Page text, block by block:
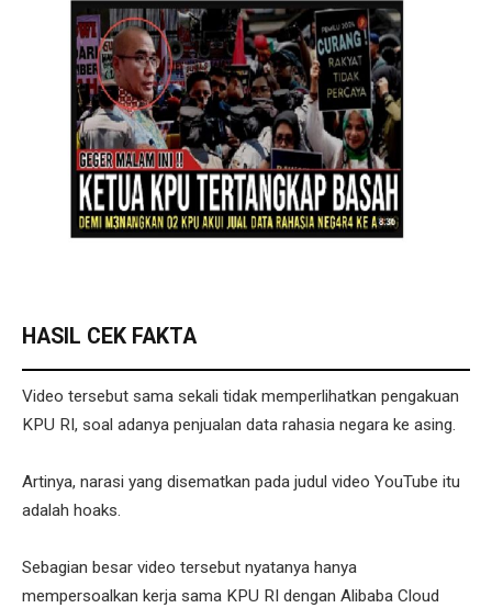
HASIL CEK FAKTA
Video tersebut sama sekali tidak memperlihatkan pengakuan
KPU RI, soal adanya penjualan data rahasia negara ke asing.
Artinya, narasi yang disematkan pada judul video YouTube itu
adalah hoaks.
Sebagian besar video tersebut nyatanya hanya
mempersoalkan kerja sama KPU RI dengan Alibaba Cloud